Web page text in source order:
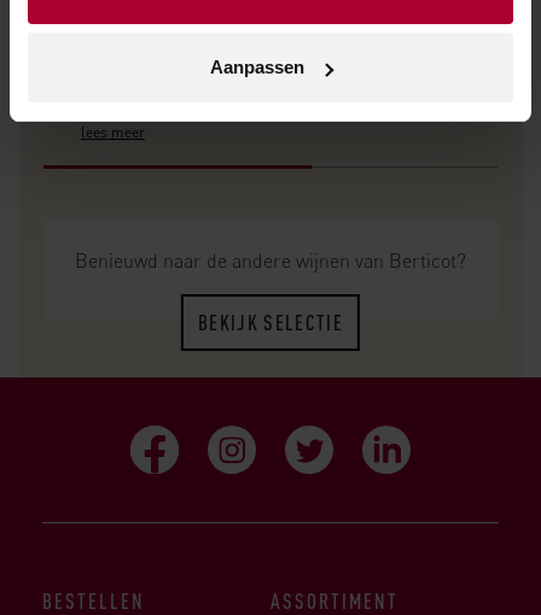
Aanpassen
lees meer
Benieuwd naar de andere wijnen van Berticot?
BEKIJK SELECTIE
BESTELLEN
ASSORTIMENT